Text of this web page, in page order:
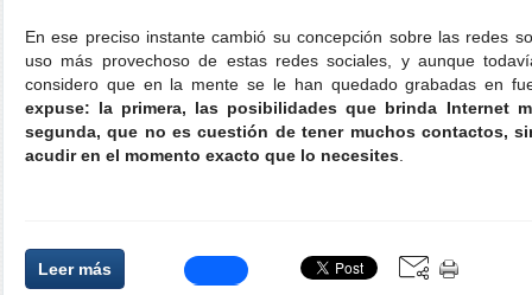
En ese preciso instante cambió su concepción sobre las redes
uso más provechoso de estas redes sociales, y aunque
considero que en la mente se le han quedado grabadas en
expuse: la primera, las posibilidades que brinda Internet
segunda, que no es cuestión de tener muchos contactos,
acudir en el momento exacto que lo necesites
Leer más